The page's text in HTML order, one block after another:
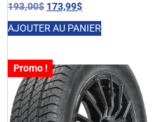
193,00$ 173,99$
AJOUTER AU PANIER
Promo !